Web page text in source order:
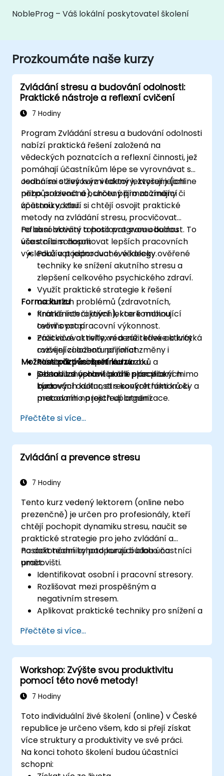
NobleProg – Váš lokální poskytovatel školení
Prozkoumáte naše kurzy
Zvládání stresu a budování odolnosti:
Praktické nástroje a reflexní cvičení
7 Hodiny
Program Zvládání stresu a budování odolnosti
nabízí praktická řešení založená na
vědeckých poznatcích a reflexní činnosti, jež
pomáhají účastníkům lépe se vyrovnávat s
osobními stresovými faktory, zvyšují jejich
přizpůsobivost a ochotu přijímat změny či
zpětnou vazbu.
Jedná se o živý kurz vedený lektorem (online
nebo prezenčně), určený pro začínající
účastníky, kteří si chtějí osvojit praktické
metody na zvládání stresu, procvičovat
reflexní aktivity a posilovat svou odolnost. To
vše s cílem dosahovat lepších pracovních
výsledků a podporovat své kolegy.
Po absolvování tohoto programu budou
účastníci schopni:
Používat jednoduché, vědecky ověřené
techniky ke snížení akutního stresu a
zlepšení celkového psychického zdraví.
Využít praktické strategie k řešení
osobních problémů (zdravotních,
finančních či jiných), které mohou
ovlivňovat pracovní výkonnost.
Procvičovat reflexní a zážitkové aktivity
rozvíjející ochotu přijímat změny i
konstruktivní zpětnou vazbu.
Sestavit si osobní akční plán pro
budování odolnosti s konkrétními kroky a
metodami na jejich uplatnění.
Forma kurzu
Krátké interaktivní lekce kombinující
teorii s praxí.
Zážitkové aktivity, vedené reflexe a krátká
cvičení založená na rolích.
Plánování konkrétních kroků a
jednoduchých cvičení k procvičení mimo
kurz.
Možnosti přizpůsobení kurzu
Obsah lze upravit podle specifických
týmových kultur, stresových faktorů či
pracovního prostředí organizace.
Přečtěte si více...
Zvládání a prevence stresu
7 Hodiny
Tento kurz vedený lektorem (online nebo
prezenčně) je určen pro profesionály, kteří
chtějí pochopit dynamiku stresu, naučit se
praktické strategie pro jeho zvládání a
nasadit techniky podporující blaho na
pracovišti.
Po dokončení tohoto kurzu budou účastníci
umět:
Identifikovat osobní i pracovní stresory.
Rozlišovat mezi prospěšným a
negativním stresem.
Aplikovat praktické techniky pro snížení a
Posilovat svou odolnost prostřednictvím
aktivizačních cvičení.
Přečtěte si více...
Workshop: Zvýšte svou produktivitu
pomocí této nové metody!
7 Hodiny
Toto individuální živé školení (online) v České
republice je určeno všem, kdo si přejí získat
více struktury a produktivity ve své práci.
Na konci tohoto školení budou účastníci
schopni: